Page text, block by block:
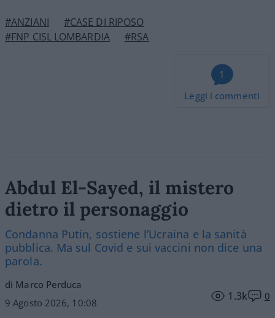
#ANZIANI
#CASE DI RIPOSO
#FNP CISL LOMBARDIA
#RSA
1
Leggi i commenti
Abdul El-Sayed, il mistero
dietro il personaggio
Condanna Putin, sostiene l’Ucraina e la sanità
pubblica. Ma sul Covid e sui vaccini non dice una
parola.
di Marco Perduca
9 Agosto 2026, 10:08
1.3k 0